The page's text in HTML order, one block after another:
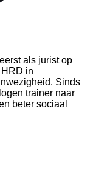
als jurist op
in
Sinds
trainer naar
beter sociaal